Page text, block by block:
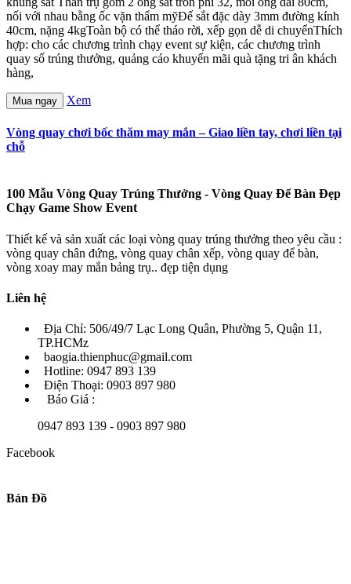
nối với nhau bằng ốc vặn thẩm mỹĐế sắt đặc dày 3mm đường kính
40cm, nặng 4kgToàn bộ có thể tháo rời, xếp gọn dễ di chuyểnThích
hợp: cho các chương trình chạy event sự kiện, các chương trình
quay số trúng thưởng, quảng cáo khuyến mãi quà tặng tri ân khách
hàng,
Mua ngay Xem
Vòng quay chơi bốc thăm may mắn – Giao liền tay, chơi liền tại
chỗ
100 Mẫu Vòng Quay Trúng Thưởng - Vòng Quay Để Bàn Đẹp
Chạy Game Show Event
Thiết kế và sản xuất các loại vòng quay trúng thưởng theo yêu cầu :
vòng quay chân đứng, vòng quay chân xếp, vòng quay để bàn,
vòng xoay may mắn bảng trụ.. đẹp tiện dụng
Liên hệ
Địa Chỉ: 506/49/7 Lạc Long Quân, Phường 5, Quận 11,
TP.HCMz
baogia.thienphuc@gmail.com
Hotline: 0947 893 139
Điện Thoại: 0903 897 980
Báo Giá :
0947 893 139 - 0903 897 980
Facebook
Bản Đồ